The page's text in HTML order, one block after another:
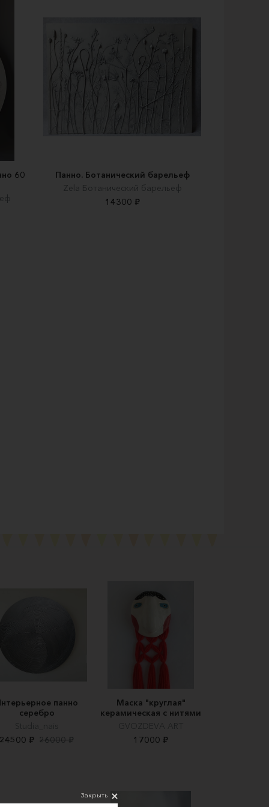
60
Панно. Ботанический барельеф
Zela Ботанический барельеф
14300 ₽
панно
серебро
Studia_nais
24500 ₽ 26000 ₽
Маска "круглая"
керамическая с нитями
GVOZDEVA ART
17000 ₽
Закрыть